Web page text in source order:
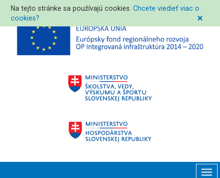
Na tejto stránke sa používajú cookies.Chcete viedieť viac o
cookies?
❌